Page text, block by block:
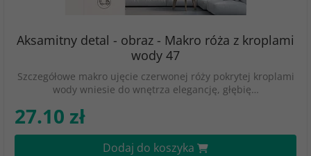
Aksamitny detal - obraz - Makro róża z kroplami
wody 47
Szczegółowe makro ujęcie czerwonej róży pokrytej kroplami
wody wniesie do wnętrza elegancję, głębię…
27.10 zł
Dodaj do koszyka